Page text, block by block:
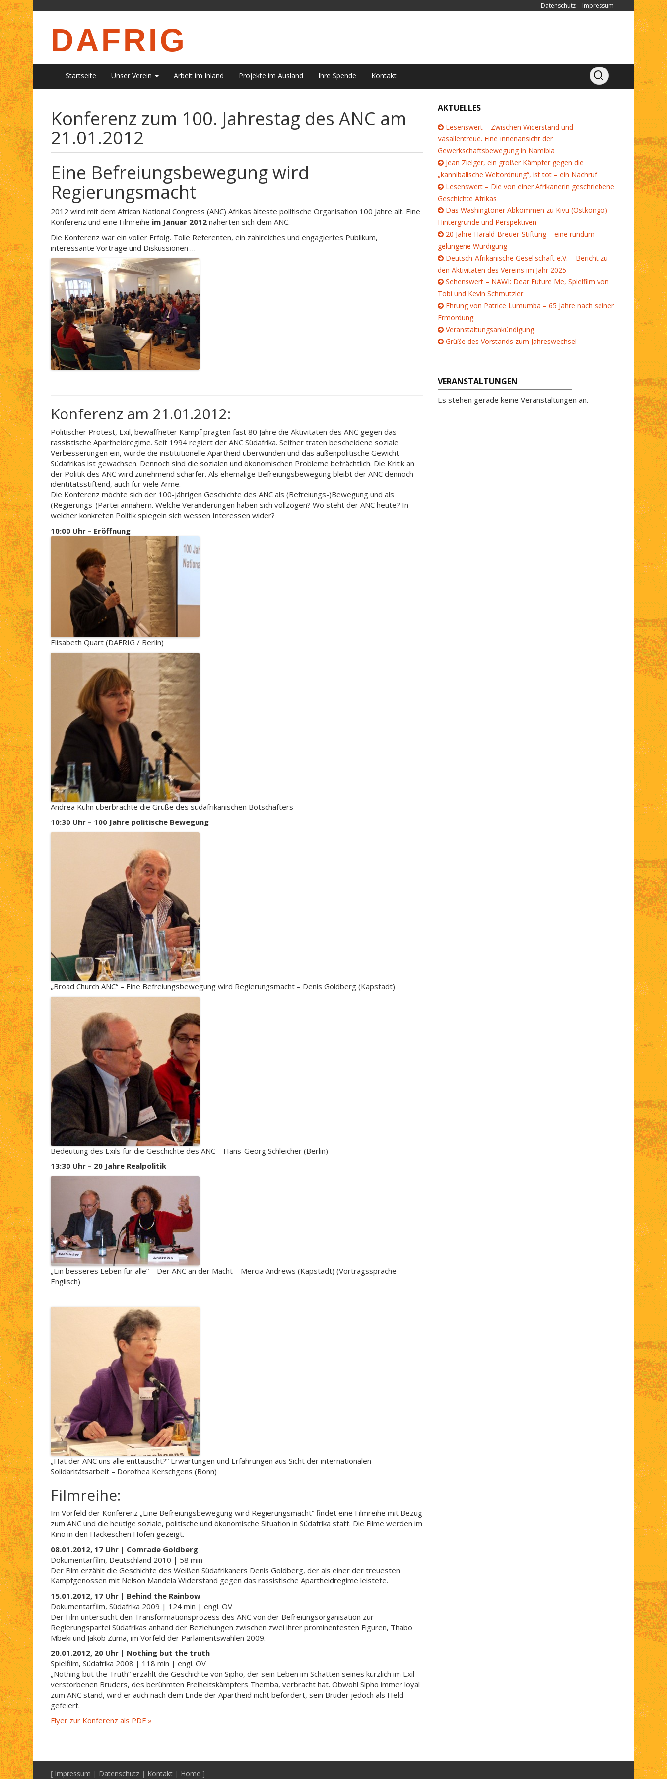
Datenschutz Impressum
DAFRIG
Startseite Unser Verein Arbeit im Inland Projekte im Ausland Ihre Spende Kontakt
Konferenz zum 100. Jahrestag des ANC am
21.01.2012
Eine Befreiungsbewegung wird
Regierungsmacht
2012 wird mit dem African National Congress (ANC) Afrikas älteste politische Organisation 100 Jahre alt. Eine
Konferenz und eine Filmreihe im Januar 2012 näherten sich dem ANC.
Die Konferenz war ein voller Erfolg. Tolle Referenten, ein zahlreiches und engagiertes Publikum,
interessante Vorträge und Diskussionen …
Konferenz am 21.01.2012:
Politischer Protest, Exil, bewaffneter Kampf prägten fast 80 Jahre die Aktivitäten des ANC gegen das
rassistische Apartheidregime. Seit 1994 regiert der ANC Südafrika. Seither traten bescheidene soziale
Verbesserungen ein, wurde die institutionelle Apartheid überwunden und das außenpolitische Gewicht
Südafrikas ist gewachsen. Dennoch sind die sozialen und ökonomischen Probleme beträchtlich. Die Kritik an
der Politik des ANC wird zunehmend schärfer. Als ehemalige Befreiungsbewegung bleibt der ANC dennoch
identitätsstiftend, auch für viele Arme.
Die Konferenz möchte sich der 100-jährigen Geschichte des ANC als (Befreiungs-)Bewegung und als
(Regierungs-)Partei annähern. Welche Veränderungen haben sich vollzogen? Wo steht der ANC heute? In
welcher konkreten Politik spiegeln sich wessen Interessen wider?
10:00 Uhr – Eröffnung
Elisabeth Quart (DAFRIG / Berlin)
Andrea Kühn überbrachte die Grüße des südafrikanischen Botschafters
10:30 Uhr – 100 Jahre politische Bewegung
„Broad Church ANC“ – Eine Befreiungsbewegung wird Regierungsmacht – Denis Goldberg (Kapstadt)
Bedeutung des Exils für die Geschichte des ANC – Hans-Georg Schleicher (Berlin)
13:30 Uhr – 20 Jahre Realpolitik
„Ein besseres Leben für alle“ – Der ANC an der Macht – Mercia Andrews (Kapstadt) (Vortragssprache
Englisch)
„Hat der ANC uns alle enttäuscht?“ Erwartungen und Erfahrungen aus Sicht der internationalen
Solidaritätsarbeit – Dorothea Kerschgens (Bonn)
Filmreihe:
Im Vorfeld der Konferenz „Eine Befreiungsbewegung wird Regierungsmacht“ findet eine Filmreihe mit Bezug
zum ANC und die heutige soziale, politische und ökonomische Situation in Südafrika statt. Die Filme werden im
Kino in den Hackeschen Höfen gezeigt.
08.01.2012, 17 Uhr | Comrade Goldberg
Dokumentarfilm, Deutschland 2010 | 58 min
Der Film erzählt die Geschichte des Weißen Südafrikaners Denis Goldberg, der als einer der treuesten
Kampfgenossen mit Nelson Mandela Widerstand gegen das rassistische Apartheidregime leistete.
15.01.2012, 17 Uhr | Behind the Rainbow
Dokumentarfilm, Südafrika 2009 | 124 min | engl. OV
Der Film untersucht den Transformationsprozess des ANC von der Befreiungsorganisation zur
Regierungspartei Südafrikas anhand der Beziehungen zwischen zwei ihrer prominentesten Figuren, Thabo
Mbeki und Jakob Zuma, im Vorfeld der Parlamentswahlen 2009.
20.01.2012, 20 Uhr | Nothing but the truth
Spielfilm, Südafrika 2008 | 118 min | engl. OV
„Nothing but the Truth“ erzählt die Geschichte von Sipho, der sein Leben im Schatten seines kürzlich im Exil
verstorbenen Bruders, des berühmten Freiheitskämpfers Themba, verbracht hat. Obwohl Sipho immer loyal
zum ANC stand, wird er auch nach dem Ende der Apartheid nicht befördert, sein Bruder jedoch als Held
gefeiert.
Flyer zur Konferenz als PDF »
AKTUELLES
Lesenswert – Zwischen Widerstand und
Vasallentreue. Eine Innenansicht der
Gewerkschaftsbewegung in Namibia
Jean Zielger, ein großer Kämpfer gegen die
„kannibalische Weltordnung“, ist tot – ein Nachruf
Lesenswert – Die von einer Afrikanerin geschriebene
Geschichte Afrikas
Das Washingtoner Abkommen zu Kivu (Ostkongo) –
Hintergründe und Perspektiven
20 Jahre Harald-Breuer-Stiftung – eine rundum
gelungene Würdigung
Deutsch-Afrikanische Gesellschaft e.V. – Bericht zu
den Aktivitäten des Vereins im Jahr 2025
Sehenswert – NAWI: Dear Future Me, Spielfilm von
Tobi und Kevin Schmutzler
Ehrung von Patrice Lumumba – 65 Jahre nach seiner
Ermordung
Veranstaltungsankündigung
Grüße des Vorstands zum Jahreswechsel
VERANSTALTUNGEN
Es stehen gerade keine Veranstaltungen an.
[ Impressum | Datenschutz | Kontakt | Home ]